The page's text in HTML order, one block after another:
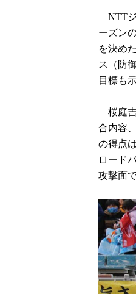
NTTジ
ーズン
を決め
ス（防
目標も
桜庭吉
合内容
の得点
ロード
攻撃面